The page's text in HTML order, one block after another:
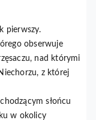
pierwszy.
obserwuje
nad którymi
z której
słońcu
w okolicy